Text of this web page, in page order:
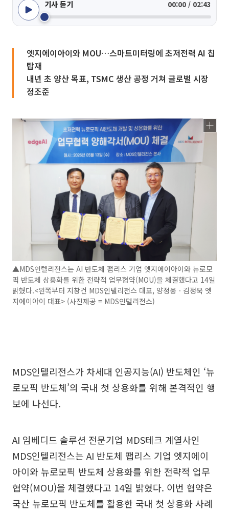
기사 듣기 00:00 / 02:43
엣지에이아이와 MOU…스마트미터링에 초저전력 AI 칩
탑재
내년 초 양산 목표, TSMC 생산 공정 거쳐 글로벌 시장
정조준
▲MDS인텔리전스는 AI 반도체 팹리스 기업 엣지에이아이와 뉴로모
픽 반도체 상용화를 위한 전략적 업무협약(MOU)을 체결했다고 14일
밝혔다.<왼쪽부터 지창건 MDS인텔리전스 대표, 양정웅ㆍ김정욱 엣
지에이아이 대표> (사진제공 = MDS인텔리전스)
MDS인텔리전스가 차세대 인공지능(AI) 반도체인 ‘뉴
로모픽 반도체’의 국내 첫 상용화를 위해 본격적인 행
보에 나선다.
AI 임베디드 솔루션 전문기업 MDS테크 계열사인
MDS인텔리전스는 AI 반도체 팹리스 기업 엣지에이
아이와 뉴로모픽 반도체 상용화를 위한 전략적 업무
협약(MOU)을 체결했다고 14일 밝혔다. 이번 협약은
국산 뉴로모픽 반도체를 활용한 국내 첫 상용화 사례